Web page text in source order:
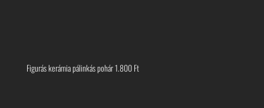
Figurás kerámia pálinkás pohár1.800Ft